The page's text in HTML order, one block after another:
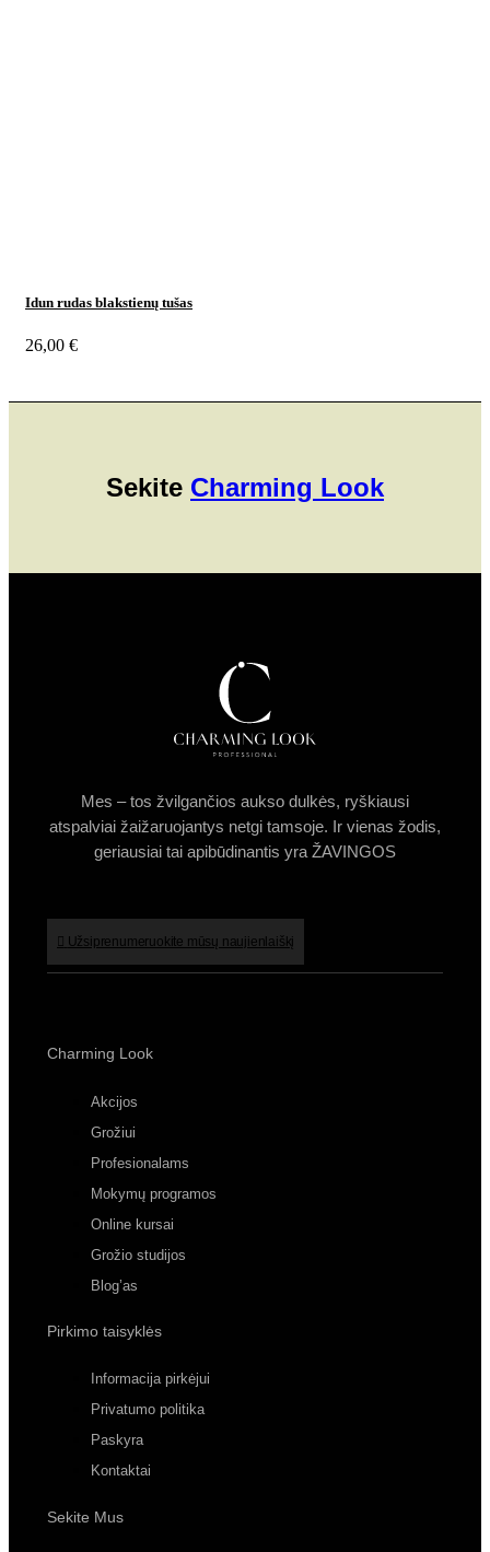
Idun rudas blakstienų tušas
26,00 €
Sekite Charming Look
Mes – tos žvilgančios aukso dulkės, ryškiausi
atspalviai žaižaruojantys netgi tamsoje. Ir vienas žodis,
geriausiai tai apibūdinantis yra ŽAVINGOS
Užsiprenumeruokite mūsų naujienlaiškį
Charming Look
Akcijos
Grožiui
Profesionalams
Mokymų programos
Online kursai
Grožio studijos
Blog’as
Pirkimo taisyklės
Informacija pirkėjui
Privatumo politika
Paskyra
Kontaktai
Sekite Mus